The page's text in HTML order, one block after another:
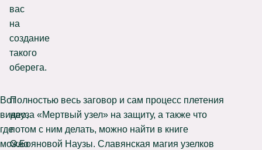
вас
на
создание
такого
оберега.
Вот
видео,
где
можно
Полностью весь заговор и сам процесс плетения
науза «Мертвый узел» на защиту, а также что
потом с ним делать, можно найти в книге
О.Бояновой Наузы. Славянская магия узелков